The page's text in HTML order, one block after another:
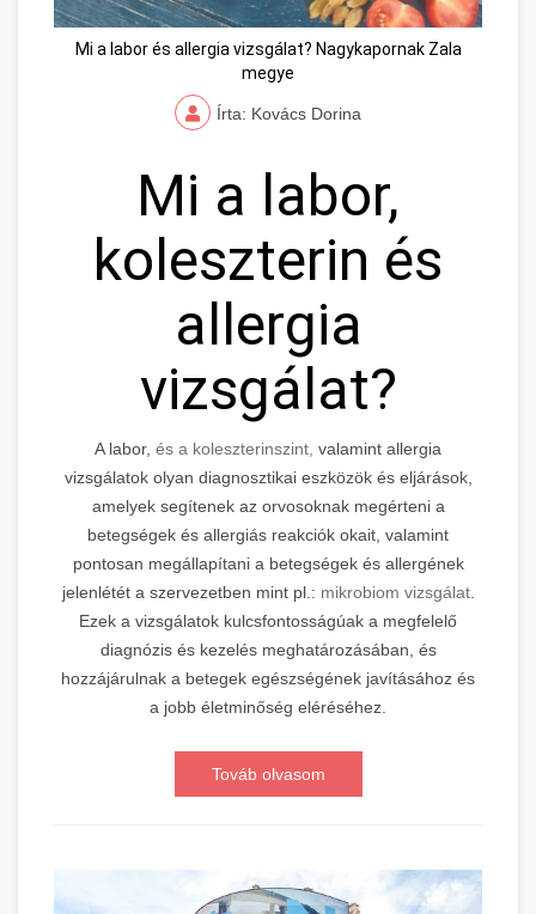
Mi a labor és allergia vizsgálat? Nagykapornak Zala
megye
Írta: Kovács Dorina
Mi a labor,
koleszterin és
allergia
vizsgálat?
A labor, és a koleszterinszint, valamint allergia
vizsgálatok olyan diagnosztikai eszközök és eljárások,
amelyek segítenek az orvosoknak megérteni a
betegségek és allergiás reakciók okait, valamint
pontosan megállapítani a betegségek és allergének
jelenlétét a szervezetben mint pl.: mikrobiom vizsgálat.
Ezek a vizsgálatok kulcsfontosságúak a megfelelő
diagnózis és kezelés meghatározásában, és
hozzájárulnak a betegek egészségének javításához és
a jobb életminőség eléréséhez.
Továb olvasom